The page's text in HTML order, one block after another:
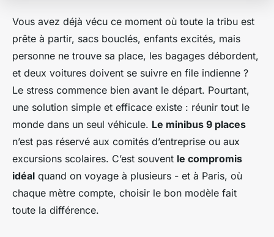
Vous avez déjà vécu ce moment où toute la tribu est
prête à partir, sacs bouclés, enfants excités, mais
personne ne trouve sa place, les bagages débordent,
et deux voitures doivent se suivre en file indienne ?
Le stress commence bien avant le départ. Pourtant,
une solution simple et efficace existe : réunir tout le
monde dans un seul véhicule. Le minibus 9 places
n’est pas réservé aux comités d’entreprise ou aux
excursions scolaires. C’est souvent le compromis
idéal quand on voyage à plusieurs - et à Paris, où
chaque mètre compte, choisir le bon modèle fait
toute la différence.